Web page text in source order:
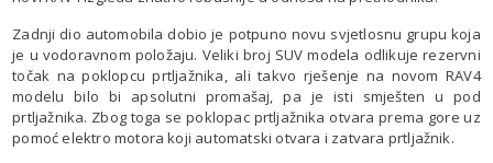
Zadnji dio automobila dobio je potpuno novu svjetlosnu grupu koja
je u vodoravnom položaju. Veliki broj SUV modela odlikuje rezervni
točak na poklopcu prtljažnika, ali takvo rješenje na novom RAV4
modelu bilo bi apsolutni promašaj, pa je isti smješten u pod
prtljažnika. Zbog toga se poklopac prtljažnika otvara prema gore uz
pomoć elektro motora koji automatski otvara i zatvara prtljažnik.